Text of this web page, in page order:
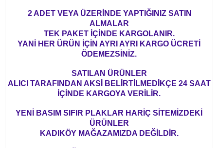
2 ADET VEYA ÜZERİNDE YAPTIĞINIZ SATIN
ALMALAR
TEK PAKET İÇİNDE KARGOLANIR.
YANİ HER ÜRÜN İÇİN AYRI AYRI KARGO ÜCRETİ
ÖDEMEZSİNİZ.
SATILAN ÜRÜNLER
ALICI TARAFINDAN AKSİ BELİRTİLMEDİKÇE 24 SAAT
İÇİNDE KARGOYA VERİLİR.
YENİ BASIM SIFIR PLAKLAR HARİÇ SİTEMİZDEKİ
ÜRÜNLER
KADIKÖY MAĞAZAMIZDA DEĞİLDİR.